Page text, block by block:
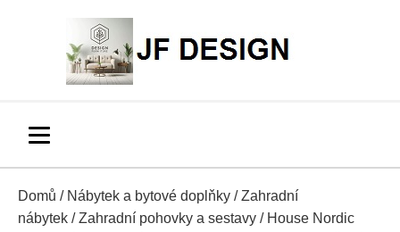
Domů / Nábytek a bytové doplňky /Zahradní
nábytek /Zahradní pohovky a sestavy / House Nordic